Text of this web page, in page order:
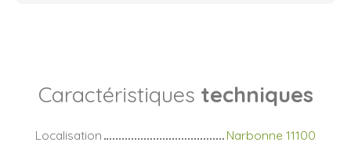
Caractéristiques techniques
Localisation
Narbonne 11100